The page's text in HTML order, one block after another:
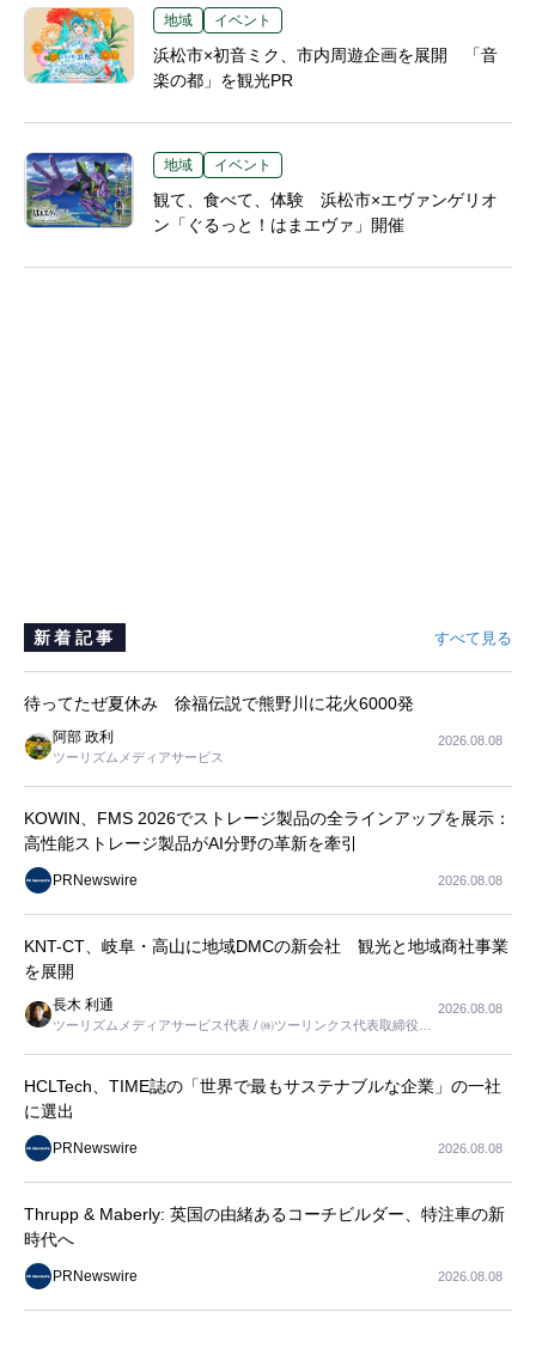
地域 イベント
浜松市×初音ミク、市内周遊企画を展開 「音
楽の都」を観光PR
地域 イベント
観て、食べて、体験 浜松市×エヴァンゲリオ
ン「ぐるっと！はまエヴァ」開催
新着記事 すべて見る
待ってたぜ夏休み 徐福伝説で熊野川に花火6000発
阿部 政利
ツーリズムメディアサービス
2026.08.08
KOWIN、FMS 2026でストレージ製品の全ラインアップを展示：
高性能ストレージ製品がAI分野の革新を牽引
PRNewswire 2026.08.08
KNT-CT、岐阜・高山に地域DMCの新会社 観光と地域商社事業
を展開
長木 利通
ツーリズムメディアサービス代表 / ㈱ツーリンクス代表取締役社
2026.08.08
HCLTech、TIME誌の「世界で最もサステナブルな企業」の一社
に選出
PRNewswire 2026.08.08
Thrupp & Maberly: 英国の由緒あるコーチビルダー、特注車の新
時代へ
PRNewswire 2026.08.08